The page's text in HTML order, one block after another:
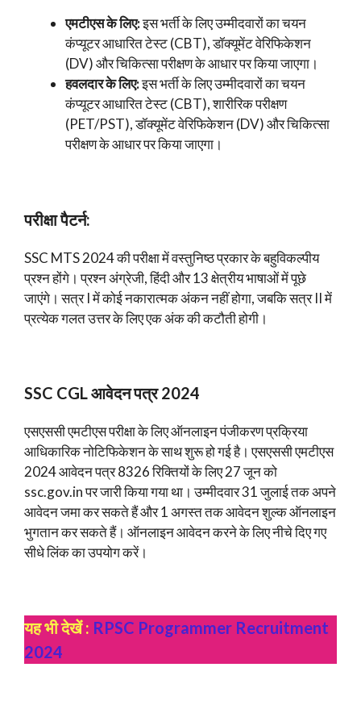
एमटीएस के लिए:इस भर्ती के लिए उम्मीदवारों का चयन
कंप्यूटर आधारित टेस्ट (CBT), डॉक्यूमेंट वेरिफिकेशन
(DV) और चिकित्सा परीक्षण के आधार पर किया जाएगा।
हवलदार के लिए:इस भर्ती के लिए उम्मीदवारों का चयन
कंप्यूटर आधारित टेस्ट (CBT), शारीरिक परीक्षण
(PET/PST), डॉक्यूमेंट वेरिफिकेशन (DV) और चिकित्सा
परीक्षण के आधार पर किया जाएगा।
परीक्षा पैटर्न:
SSC MTS 2024 की परीक्षा में वस्तुनिष्ठ प्रकार के बहुविकल्पीय
प्रश्न होंगे। प्रश्न अंग्रेजी, हिंदी और 13 क्षेत्रीय भाषाओं में पूछे
जाएंगे। सत्र I में कोई नकारात्मक अंकन नहीं होगा, जबकि सत्र II में
प्रत्येक गलत उत्तर के लिए एक अंक की कटौती होगी।
SSC CGL आवेदन पत्र 2024
एसएससी एमटीएस परीक्षा के लिए ऑनलाइन पंजीकरण प्रक्रिया
आधिकारिक नोटिफिकेशन के साथ शुरू हो गई है। एसएससी एमटीएस
2024 आवेदन पत्र 8326 रिक्तियों के लिए 27 जून को
ssc.gov.in पर जारी किया गया था। उम्मीदवार 31 जुलाई तक अपने
आवेदन जमा कर सकते हैं और 1 अगस्त तक आवेदन शुल्क ऑनलाइन
भुगतान कर सकते हैं। ऑनलाइन आवेदन करने के लिए नीचे दिए गए
सीधे लिंक का उपयोग करें।
यह भी देखें : RPSC Programmer Recruitment
2024